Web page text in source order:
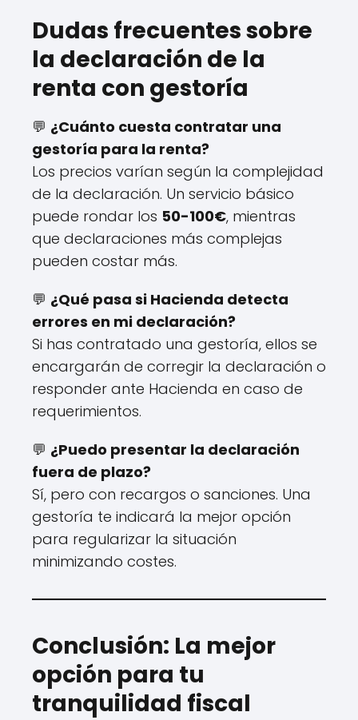
Dudas frecuentes sobre
la declaración de la
renta con gestoría
💬 ¿Cuánto cuesta contratar una
gestoría para la renta?
Los precios varían según la complejidad
de la declaración. Un servicio básico
puede rondar los 50-100€, mientras
que declaraciones más complejas
pueden costar más.
💬 ¿Qué pasa si Hacienda detecta
errores en mi declaración?
Si has contratado una gestoría, ellos se
encargarán de corregir la declaración o
responder ante Hacienda en caso de
requerimientos.
💬 ¿Puedo presentar la declaración
fuera de plazo?
Sí, pero con recargos o sanciones. Una
gestoría te indicará la mejor opción
para regularizar la situación
minimizando costes.
Conclusión: La mejor
opción para tu
tranquilidad fiscal